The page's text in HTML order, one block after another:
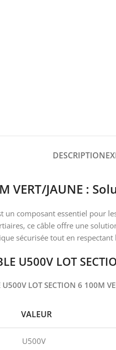
DESCRIPTION
VERT/JAUNE
un composant essentiel pour
ce câble offre une
sécurisée tout en
U500V LOT
U500V LOT SECTION 6 100M
VALEUR
U500V